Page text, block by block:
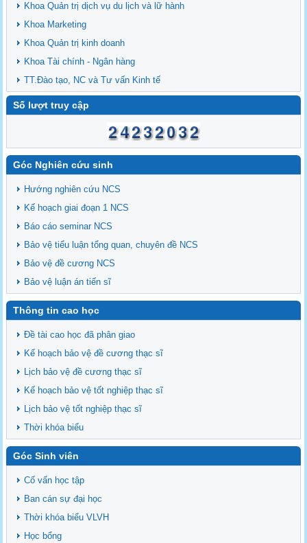
Khoa Quản trị dịch vụ du lịch và lữ hành
Khoa Marketing
Khoa Quản trị kinh doanh
Khoa Tài chính - Ngân hàng
TT.Đào tạo, NC và Tư vấn Kinh tế
Số lượt truy cập
Góc Nghiên cứu sinh
Hướng nghiên cứu NCS
Kế hoạch giai đoạn 1 NCS
Báo cáo seminar NCS
Bảo vệ tiểu luận tổng quan, chuyên đề NCS
Bảo vệ đề cương NCS
Bảo vệ luận án tiến sĩ
Thông tin cao học
Đề tài cao học đã phân giao
Kế hoạch bảo vệ đề cương thạc sĩ
Lịch bảo vệ đề cương thạc sĩ
Kế hoạch bảo vệ tốt nghiệp thạc sĩ
Lịch bảo vệ tốt nghiệp thạc sĩ
Thời khóa biểu
Góc Sinh viên
Cố vấn học tập
Ban cán sự đại học
Thời khóa biểu VLVH
Học bổng